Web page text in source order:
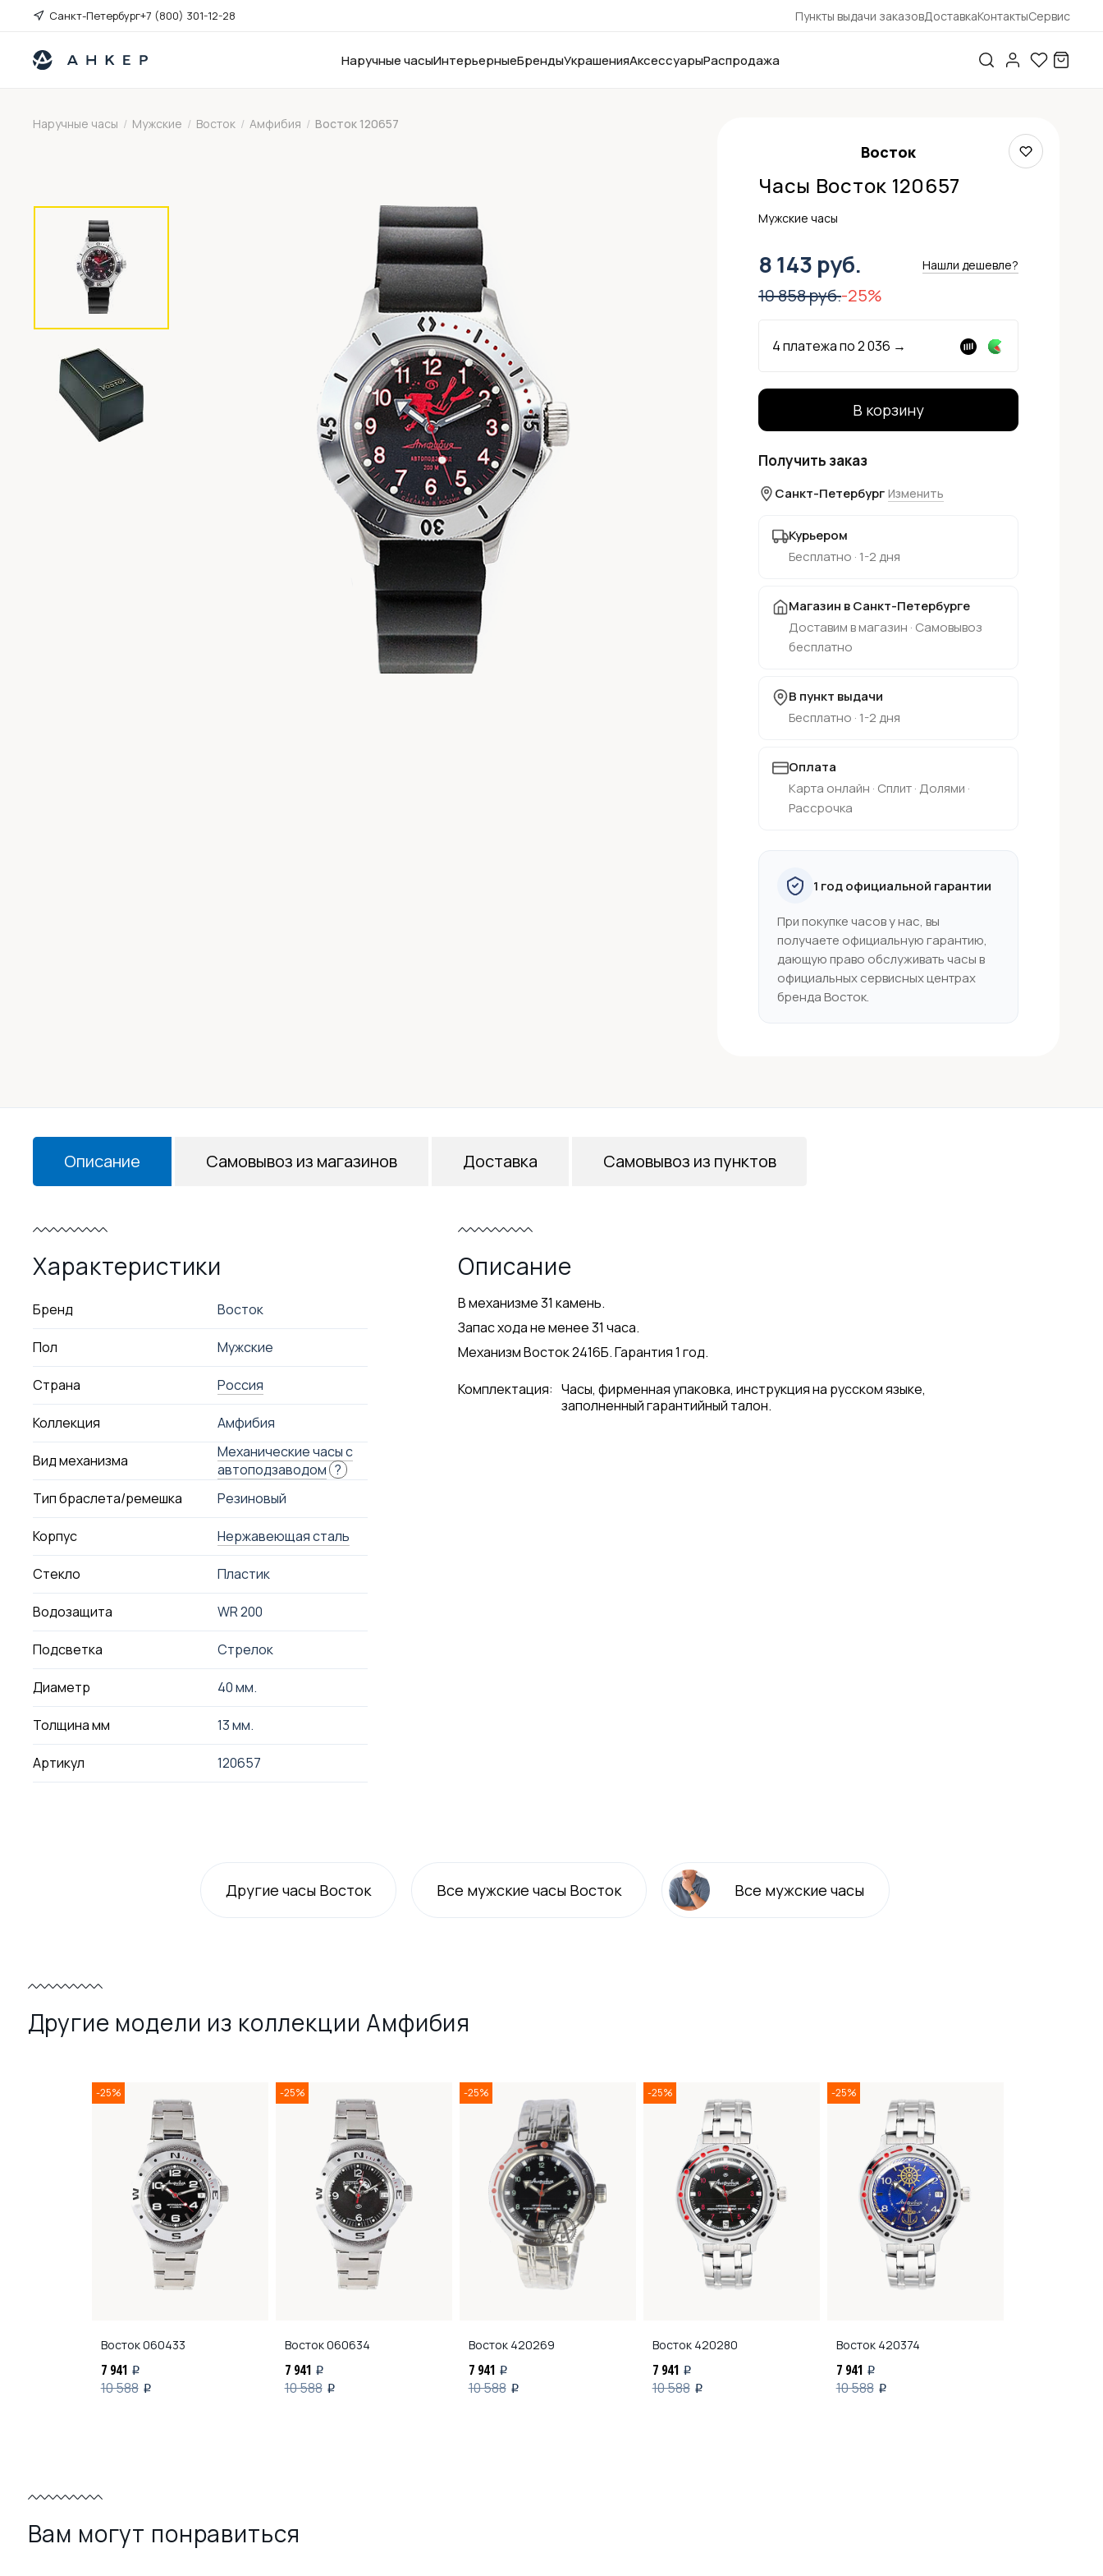
Санкт-Петербург+7 (800) 301-12-28 Пункты выдачи заказовДоставкаКонтактыСервис
Наручные часыИнтерьерныеБрендыУкрашенияАксессуарыРаспродажа
Наручные часы / Мужские / Восток / Амфибия / Восток 120657
Восток
Часы Восток 120657
Мужские часы
8 143 руб. Нашли дешевле?
10 858 руб.-25%
4 платежа по2 036 →
В корзину
Получить заказ
Санкт-Петербург Изменить
Курьером
Бесплатно · 1-2 дня
Магазин в Санкт-Петербурге
Доставим в магазин · Самовывоз
бесплатно
В пункт выдачи
Бесплатно · 1-2 дня
Оплата
Карта онлайн · Сплит · Долями ·
Рассрочка
1 год официальной гарантии
При покупке часов у нас, вы
получаете официальную гарантию,
дающую право обслуживать часы в
официальных сервисных центрах
бренда Восток.
Описание
Характеристики
Бренд Восток
Пол Мужские
Страна Россия
Коллекция Амфибия
Вид механизма
Механические часы с
автоподзаводом ?
Тип браслета/ремешка
Резиновый
Корпус Нержавеющая сталь
Стекло Пластик
Водозащита WR 200
Подсветка Стрелок
Диаметр 40 мм.
Толщина мм 13 мм.
Артикул 120657
Описание
В механизме 31 камень.
Запас хода не менее 31 часа.
Механизм Восток 2416Б. Гарантия 1 год.
Комплектация: Часы, фирменная упаковка, инструкция на русском языке,
заполненный гарантийный талон.
Самовывоз из магазинов Доставка Самовывоз из пунктов
Другие часы Восток Все мужские часы Восток Все мужские часы
Другие модели из коллекции Амфибия
-25%
Восток060433
7 941 i
10 588 i
-25%
Восток060634
7 941 i
10 588 i
-25%
Восток420269
7 941 i
10 588 i
-25%
Восток420280
7 941 i
10 588 i
-25%
Восток420374
7 941 i
10 588 i
Вам могут понравиться